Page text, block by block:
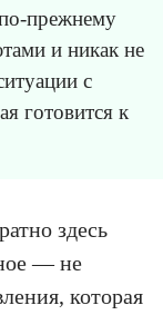
прежнему
и никак не
с
готовится к
здесь
— не
которая